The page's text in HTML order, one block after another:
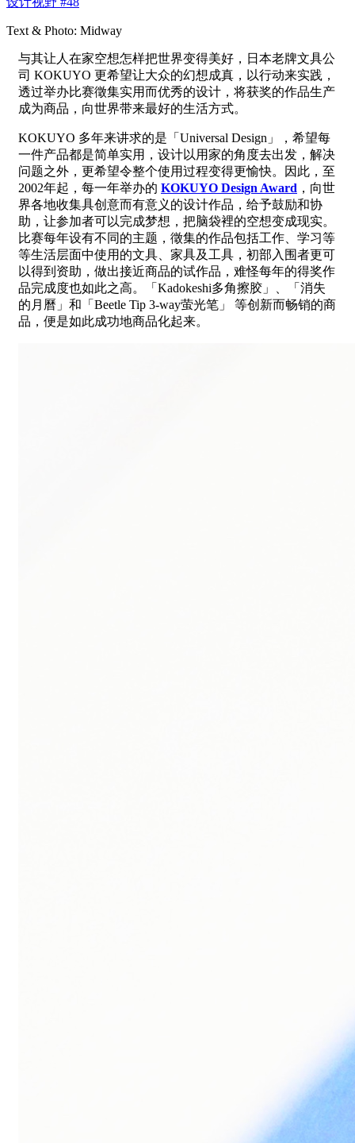
Text & Photo: Midway
与其让人在家空想怎样把世界变得美好，日本老牌文具公
司 KOKUYO 更希望让大众的幻想成真，以行动来实践，
透过举办比赛徵集实用而优秀的设计，将获奖的作品生产
成为商品，向世界带来最好的生活方式。
KOKUYO 多年来讲求的是「Universal Design」，希望每
一件产品都是简单实用，设计以用家的角度去出发，解决
问题之外，更希望令整个使用过程变得更愉快。因此，至
2002年起，每一年举办的 KOKUYO Design Award ，向世
界各地收集具创意而有意义的设计作品，给予鼓励和协
助，让参加者可以完成梦想，把脑袋裡的空想变成现实。
比赛每年设有不同的主题，徵集的作品包括工作、学习等
等生活层面中使用的文具、家具及工具，初部入围者更可
以得到资助，做出接近商品的试作品，难怪每年的得奖作
品完成度也如此之高。「Kadokeshi多角擦胶」、「消失
的月曆」和「Beetle Tip 3-way萤光笔」 等创新而畅销的商
品，便是如此成功地商品化起来。